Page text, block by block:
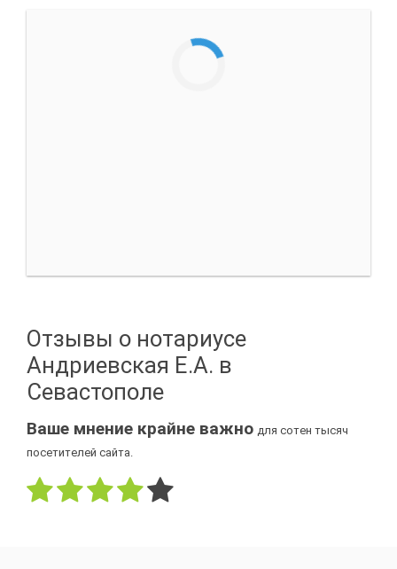
Отзывы о нотариусе
Андриевская Е.А. в
Севастополе
Ваше мнение крайне важно для сотен тысяч
посетителей сайта.